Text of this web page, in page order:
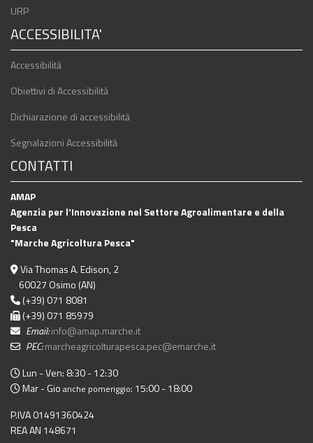
URP
ACCESSIBILITA'
Accessibilità
Obiettivi di Accessibilità
Dichiarazione di accessibilità
Segnalazioni Accessibilità
CONTATTI
AMAP
Agenzia per l'Innovazione nel Settore Agroalimentare e della
Pesca
"Marche Agricoltura Pesca"
Via Thomas A. Edison, 2
60027 Osimo (AN)
(+39) 071 8081
(+39) 071 85979
Email:info@amap.marche.it
PEC:marcheagricolturapesca.pec@emarche.it
Lun - Ven: 8:30 - 12:30
Mar - Gio anche pomeriggio: 15:00 - 18:00
P.IVA 01491360424
REA AN 148671